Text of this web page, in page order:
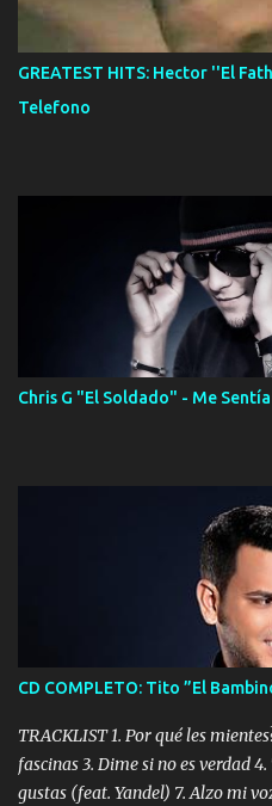
GREATEST HITS: Hector ''El
Telefono
Chris G "El Soldado" - Me
CD COMPLETO: Tito ”El
TRACKLIST 1. Por qué les
fascinas 3. Dime si no es verdad
gustas (feat. Yandel) 7. Alzo mi